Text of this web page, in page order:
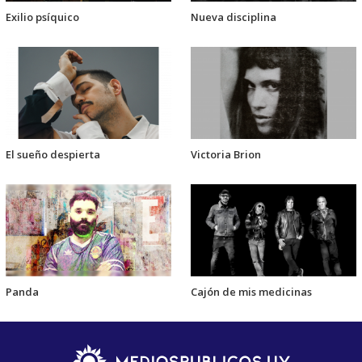
Exilio psíquico Nueva disciplina
El sueño despierta Victoria Brion
Panda Cajón de mis medicinas